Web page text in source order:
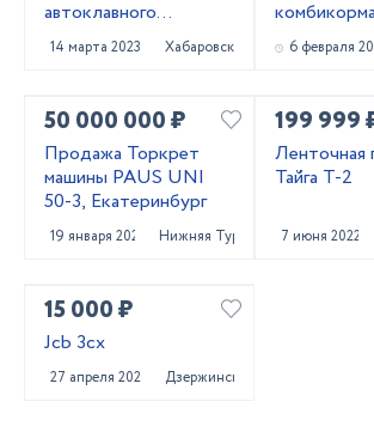
автоклавного
газобетона
14 марта 2023 Хабаровск
комбикорма
6 февраля
50 000 000 ₽
Продажа Торкрет
машины PAUS UNI
50-3, Екатеринбург
19 января 2023 Нижняя Тура
199 999
Ленточная
Тайга Т-2
7 июня 2022
15 000 ₽
Jcb 3cx
27 апреля 2022 Дзержинск